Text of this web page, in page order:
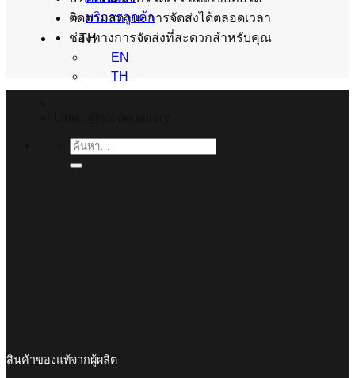
บริการลูกค้า
TH
EN
TH
ค้นหา:
ติดตามสถานะการจัดส่งได้ตลอดเวลา
ช่องทางการจัดส่งที่สะดวกสำหรับคุณ
สินค้าของแท้จากผู้ผลิต